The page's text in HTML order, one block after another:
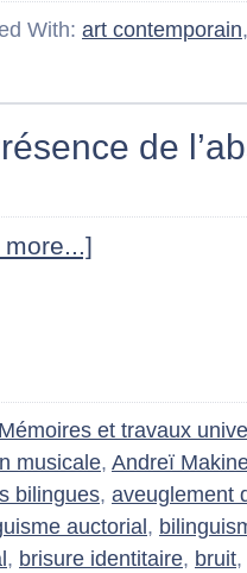
With: art contemporain
de
more...]
Mémoires et travaux
musicale, Andreï
bilingues, aveuglement
auctorial ,
, brisure identitaire, bruit,